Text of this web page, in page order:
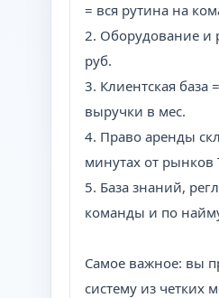
= вся рутина на
2. Оборудование и
руб.
3. Клиентская база
выручки в мес.
4. Право аренды
минутах от
5. База знаний,
команды и по
Самое важное: вы
систему из четких